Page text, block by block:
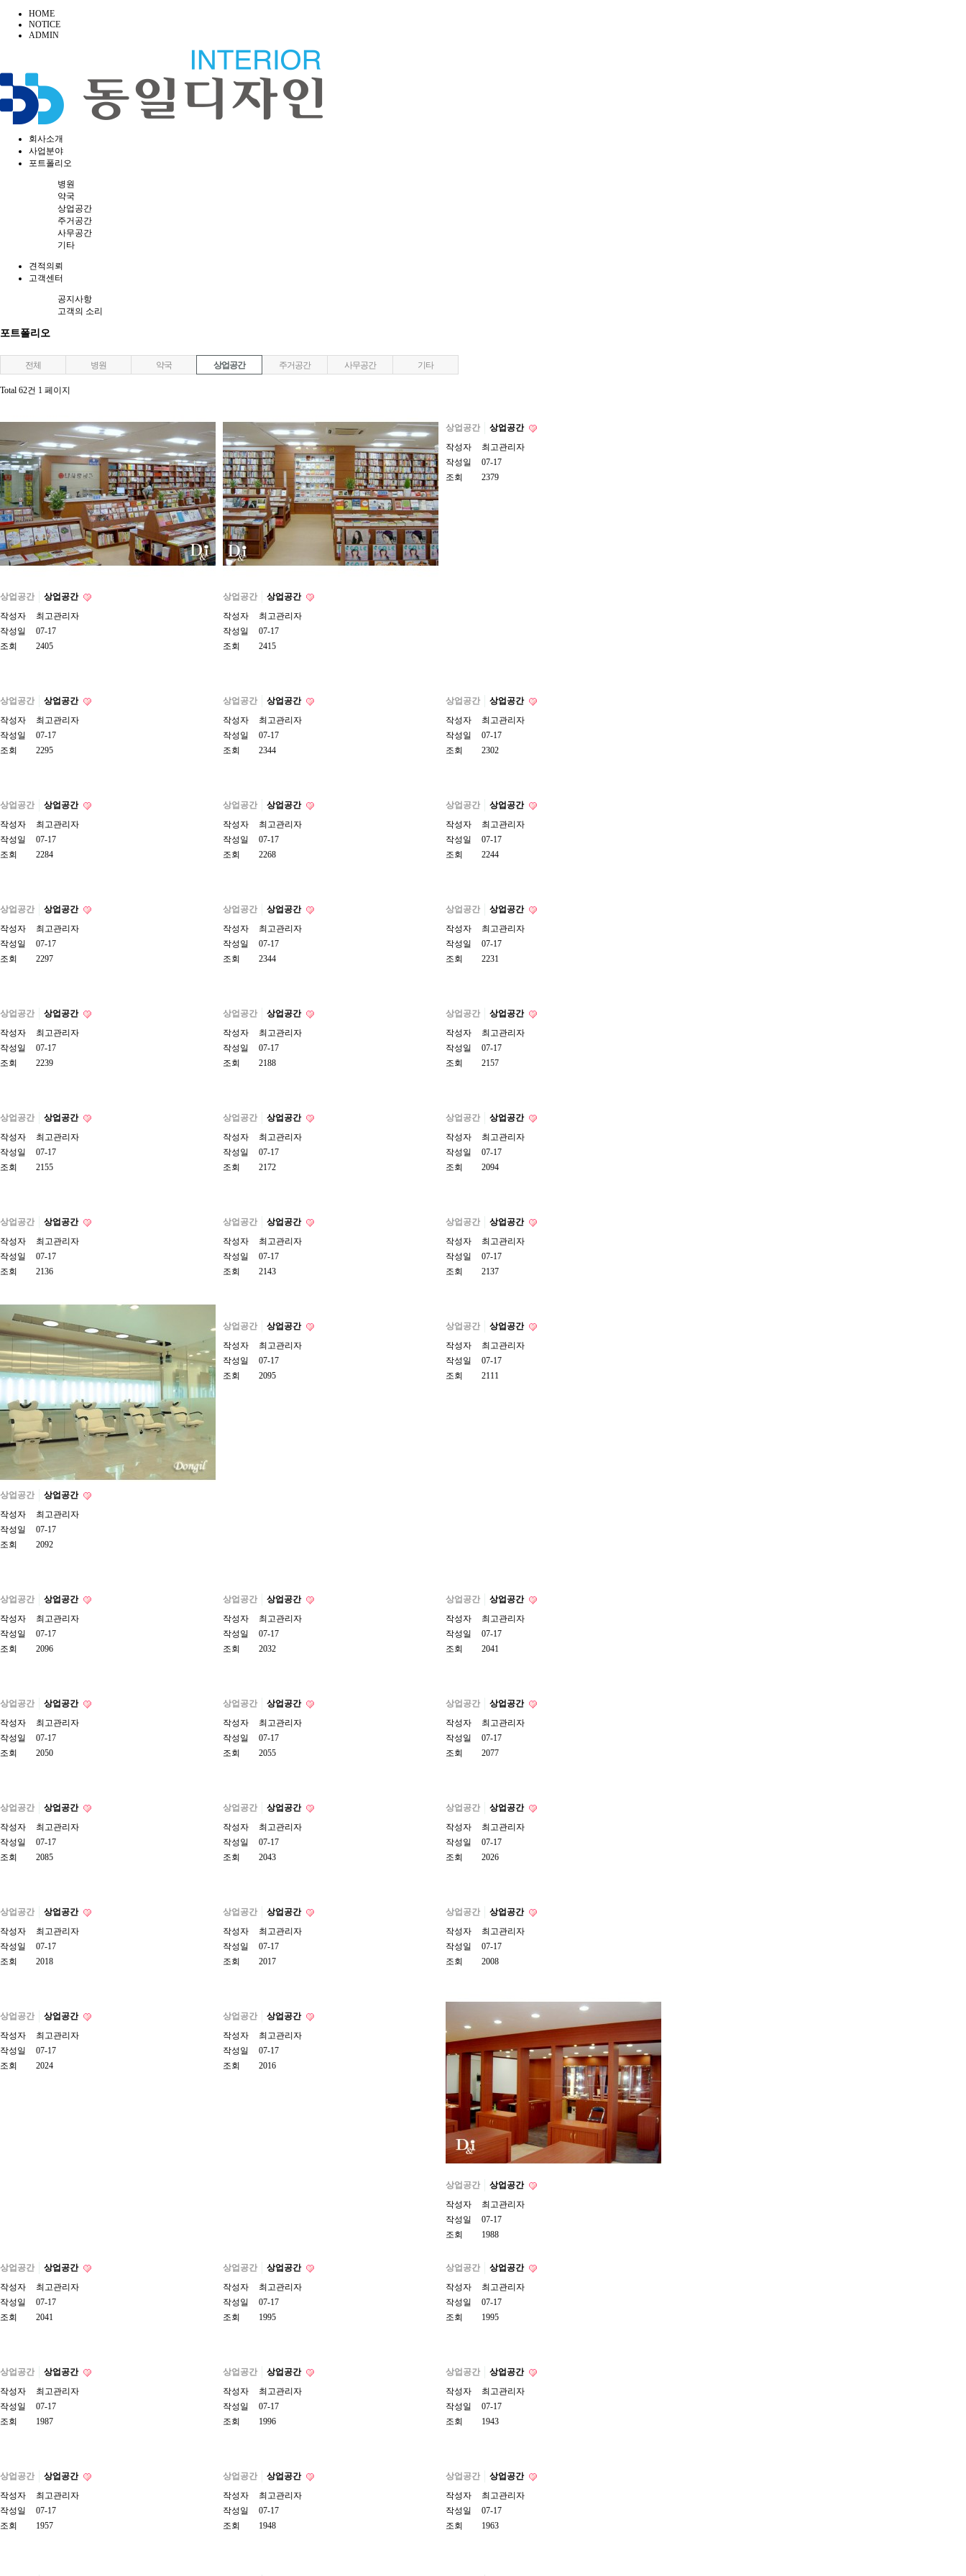
HOME
NOTICE
ADMIN
회사소개
사업분야
포트폴리오
병원
약국
상업공간
주거공간
사무공간
기타
견적의뢰
고객센터
공지사항
고객의 소리
포트폴리오
전체 병원 약국 상업공간 주거공간 사무공간 기타
Total 62건 1 페이지
상업공간
상업공간
작성자
최고관리자
작성일
07-17
조회
2405
상업공간
상업공간
작성자
최고관리자
작성일
07-17
조회
2415
상업공간
상업공간
작성자
최고관리자
작성일
07-17
조회
2379
상업공간
상업공간
작성자
최고관리자
작성일
07-17
조회
2295
상업공간
상업공간
작성자
최고관리자
작성일
07-17
조회
2344
상업공간
상업공간
작성자
최고관리자
작성일
07-17
조회
2302
상업공간
상업공간
작성자
최고관리자
작성일
07-17
조회
2284
상업공간
상업공간
작성자
최고관리자
작성일
07-17
조회
2268
상업공간
상업공간
작성자
최고관리자
작성일
07-17
조회
2244
상업공간
상업공간
작성자
최고관리자
작성일
07-17
조회
2297
상업공간
상업공간
작성자
최고관리자
작성일
07-17
조회
2344
상업공간
상업공간
작성자
최고관리자
작성일
07-17
조회
2231
상업공간
상업공간
작성자
최고관리자
작성일
07-17
조회
2239
상업공간
상업공간
작성자
최고관리자
작성일
07-17
조회
2188
상업공간
상업공간
작성자
최고관리자
작성일
07-17
조회
2157
상업공간
상업공간
작성자
최고관리자
작성일
07-17
조회
2155
상업공간
상업공간
작성자
최고관리자
작성일
07-17
조회
2172
상업공간
상업공간
작성자
최고관리자
작성일
07-17
조회
2094
상업공간
상업공간
작성자
최고관리자
작성일
07-17
조회
2136
상업공간
상업공간
작성자
최고관리자
작성일
07-17
조회
2143
상업공간
상업공간
작성자
최고관리자
작성일
07-17
조회
2137
상업공간
상업공간
작성자
최고관리자
작성일
07-17
조회
2092
상업공간
상업공간
작성자
최고관리자
작성일
07-17
조회
2095
상업공간
상업공간
작성자
최고관리자
작성일
07-17
조회
2111
상업공간
상업공간
작성자
최고관리자
작성일
07-17
조회
2096
상업공간
상업공간
작성자
최고관리자
작성일
07-17
조회
2032
상업공간
상업공간
작성자
최고관리자
작성일
07-17
조회
2041
상업공간
상업공간
작성자
최고관리자
작성일
07-17
조회
2050
상업공간
상업공간
작성자
최고관리자
작성일
07-17
조회
2055
상업공간
상업공간
작성자
최고관리자
작성일
07-17
조회
2077
상업공간
상업공간
작성자
최고관리자
작성일
07-17
조회
2085
상업공간
상업공간
작성자
최고관리자
작성일
07-17
조회
2043
상업공간
상업공간
작성자
최고관리자
작성일
07-17
조회
2026
상업공간
상업공간
작성자
최고관리자
작성일
07-17
조회
2018
상업공간
상업공간
작성자
최고관리자
작성일
07-17
조회
2017
상업공간
상업공간
작성자
최고관리자
작성일
07-17
조회
2008
상업공간
상업공간
작성자
최고관리자
작성일
07-17
조회
2024
상업공간
상업공간
작성자
최고관리자
작성일
07-17
조회
2016
상업공간
상업공간
작성자
최고관리자
작성일
07-17
조회
1988
상업공간
상업공간
작성자
최고관리자
작성일
07-17
조회
2041
상업공간
상업공간
작성자
최고관리자
작성일
07-17
조회
1995
상업공간
상업공간
작성자
최고관리자
작성일
07-17
조회
1995
상업공간
상업공간
작성자
최고관리자
작성일
07-17
조회
1987
상업공간
상업공간
작성자
최고관리자
작성일
07-17
조회
1996
상업공간
상업공간
작성자
최고관리자
작성일
07-17
조회
1943
상업공간
상업공간
작성자
최고관리자
작성일
07-17
조회
1957
상업공간
상업공간
작성자
최고관리자
작성일
07-17
조회
1948
상업공간
상업공간
작성자
최고관리자
작성일
07-17
조회
1963